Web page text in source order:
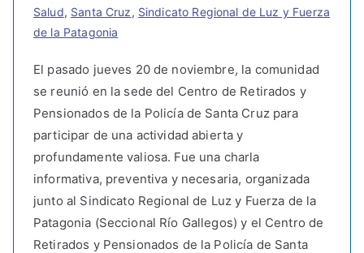
Salud, Santa Cruz, Sindicato Regional de Luz y Fuerza
de la Patagonia
El pasado jueves 20 de noviembre, la comunidad
se reunió en la sede del Centro de Retirados y
Pensionados de la Policía de Santa Cruz para
participar de una actividad abierta y
profundamente valiosa. Fue una charla
informativa, preventiva y necesaria, organizada
junto al Sindicato Regional de Luz y Fuerza de la
Patagonia (Seccional Río Gallegos) y el Centro de
Retirados y Pensionados de la Policía de Santa